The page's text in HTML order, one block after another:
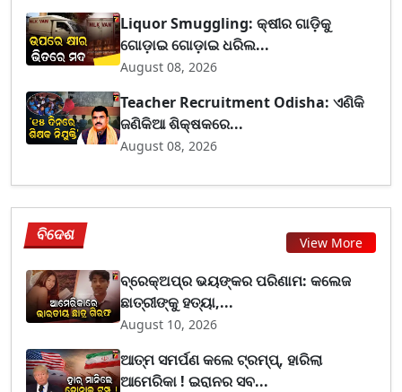
Liquor Smuggling: କ୍ଷୀର ଗାଡ଼ିକୁ
ଗୋଡ଼ାଇ ଗୋଡ଼ାଇ ଧରିଲ...
August 08, 2026
Teacher Recruitment Odisha: ଏଣିକି
ଜଣିକିଆ ଶିକ୍ଷକରେ...
August 08, 2026
ବିଦେଶ View More
ବ୍ରେକ୍ଅପ୍‌ର ଭୟଙ୍କର ପରିଣାମ: କଲେଜ
ଛାତ୍ରୀଙ୍କୁ ହତ୍ୟା,...
August 10, 2026
ଆତ୍ମ ସମର୍ପଣ କଲେ ଟ୍ରମ୍ପ୍, ହାରିଲା
ଆମେରିକା ! ଇରାନର ସବ...